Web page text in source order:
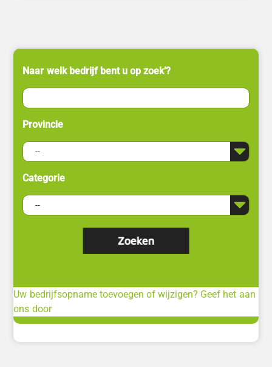
Naar welk bedrijf bent u op zoek’?
Provincie
Categorie
Uw bedrijfsopname toevoegen of wijzigen? Geef het aan
ons door